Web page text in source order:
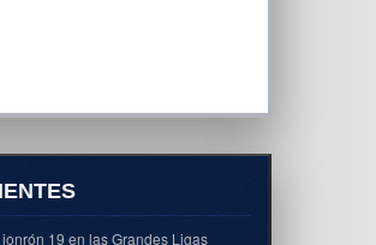
19 en las Grandes Ligas